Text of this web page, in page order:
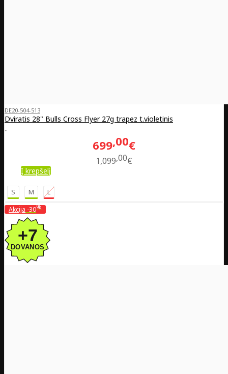
DE20-504-513
Dviratis 28" Bulls Cross Flyer 27g trapez t.violetinis
..
699 00€
1,099 00€
Į krepšelį
S M L
Akcija -30%